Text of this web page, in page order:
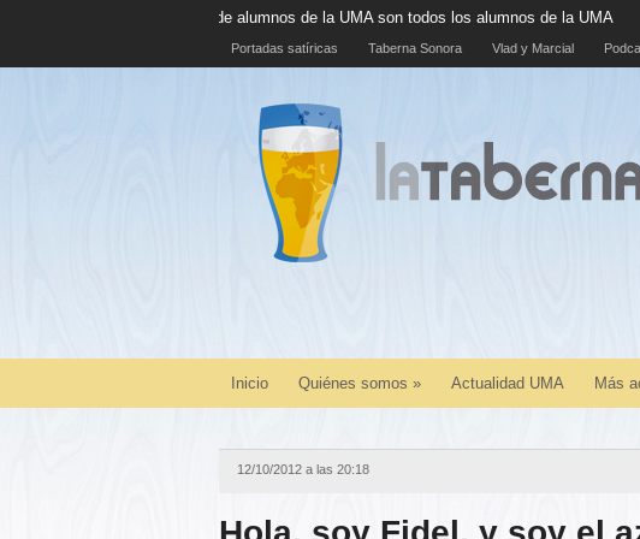
El 100% de alumnos de la UMA son todos los alumnos de la UMA La cáscara de
Portadas satíricas Taberna Sonora Vlad y Marcial
Inicio Quiénes somos » Actualidad UMA Más
12/10/2012 a las 20:18